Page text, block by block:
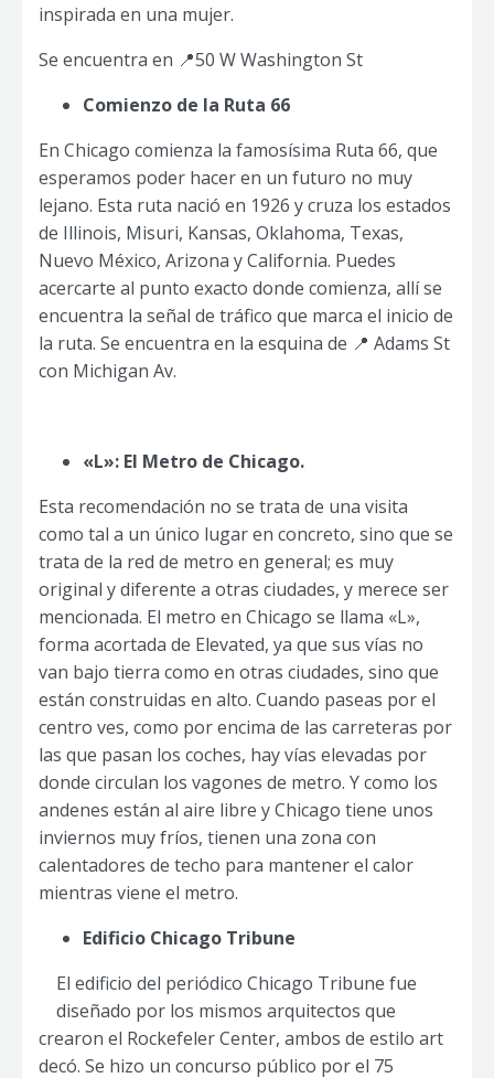
inspirada en una mujer.
Se encuentra en 📍50 W Washington St
Comienzo de la Ruta 66
En Chicago comienza la famosísima Ruta 66, que
esperamos poder hacer en un futuro no muy
lejano. Esta ruta nació en 1926 y cruza los estados
de Illinois, Misuri, Kansas, Oklahoma, Texas,
Nuevo México, Arizona y California. Puedes
acercarte al punto exacto donde comienza, allí se
encuentra la señal de tráfico que marca el inicio de
la ruta. Se encuentra en la esquina de 📍 Adams St
con Michigan Av.
«L»: El Metro de Chicago.
Esta recomendación no se trata de una visita
como tal a un único lugar en concreto, sino que se
trata de la red de metro en general; es muy
original y diferente a otras ciudades, y merece ser
mencionada. El metro en Chicago se llama «L»,
forma acortada de Elevated, ya que sus vías no
van bajo tierra como en otras ciudades, sino que
están construidas en alto. Cuando paseas por el
centro ves, como por encima de las carreteras por
las que pasan los coches, hay vías elevadas por
donde circulan los vagones de metro. Y como los
andenes están al aire libre y Chicago tiene unos
inviernos muy fríos, tienen una zona con
calentadores de techo para mantener el calor
mientras viene el metro.
Edificio Chicago Tribune
El edificio del periódico Chicago Tribune fue
diseñado por los mismos arquitectos que
crearon el Rockefeler Center, ambos de estilo art
decó. Se hizo un concurso público por el 75